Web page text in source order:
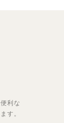
便利な
す。